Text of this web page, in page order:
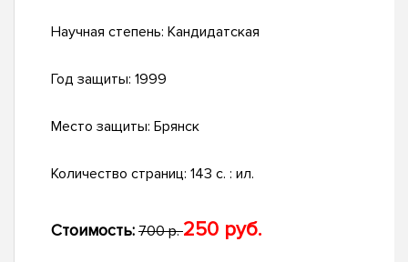
Научная степень: Кандидатская
Год защиты: 1999
Место защиты: Брянск
Количество страниц: 143 с. : ил.
Стоимость: 700 р.250 руб.